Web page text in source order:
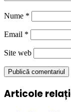
Nume *
Email *
Site web
Articole